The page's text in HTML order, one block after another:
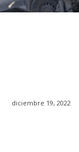
diciembre 19, 2022